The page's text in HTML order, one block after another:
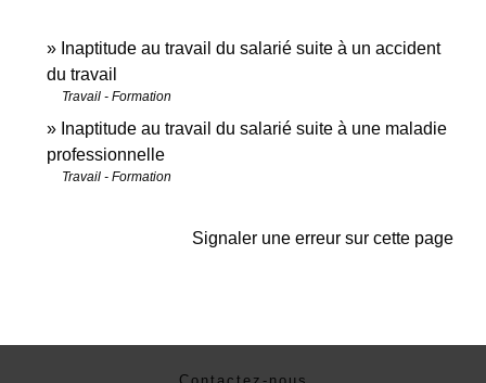
Inaptitude au travail du salarié suite à un accident
du travail
Travail - Formation
Inaptitude au travail du salarié suite à une maladie
professionnelle
Travail - Formation
Signaler une erreur sur cette page